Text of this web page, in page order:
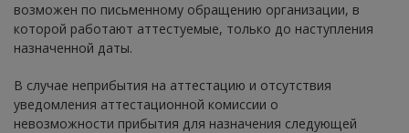
возможен по письменному обращению организации, в
которой работают аттестуемые, только до наступления
назначенной даты.
В случае неприбытия на аттестацию и отсутствия
уведомления аттестационной комиссии о
невозможности прибытия для назначения следующей